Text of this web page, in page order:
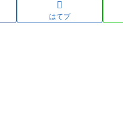
はてブ